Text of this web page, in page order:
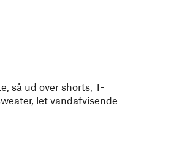
så ud over shorts, T-
let vandafvisende